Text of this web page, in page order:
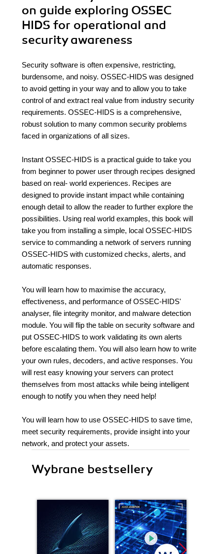
on guide exploring OSSEC
HIDS for operational and
security awareness
Security software is often expensive, restricting,
burdensome, and noisy. OSSEC-HIDS was designed
to avoid getting in your way and to allow you to take
control of and extract real value from industry security
requirements. OSSEC-HIDS is a comprehensive,
robust solution to many common security problems
faced in organizations of all sizes.
Instant OSSEC-HIDS is a practical guide to take you
from beginner to power user through recipes designed
based on real- world experiences. Recipes are
designed to provide instant impact while containing
enough detail to allow the reader to further explore the
possibilities. Using real world examples, this book will
take you from installing a simple, local OSSEC-HIDS
service to commanding a network of servers running
OSSEC-HIDS with customized checks, alerts, and
automatic responses.
You will learn how to maximise the accuracy,
effectiveness, and performance of OSSEC-HIDS'
analyser, file integrity monitor, and malware detection
module. You will flip the table on security software and
put OSSEC-HIDS to work validating its own alerts
before escalating them. You will also learn how to write
your own rules, decoders, and active responses. You
will rest easy knowing your servers can protect
themselves from most attacks while being intelligent
enough to notify you when they need help!
You will learn how to use OSSEC-HIDS to save time,
meet security requirements, provide insight into your
network, and protect your assets.
Wybrane bestsellery